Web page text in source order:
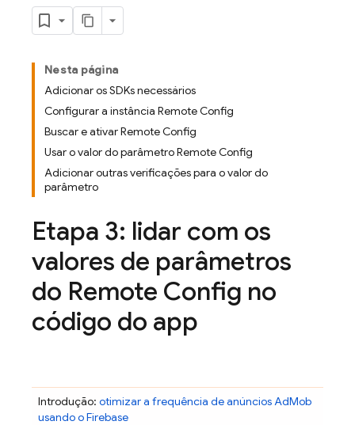
Nesta página
Adicionar os SDKs necessários
Configurar a instância Remote Config
Buscar e ativar Remote Config
Usar o valor do parâmetro Remote Config
Adicionar outras verificações para o valor do
parâmetro
Etapa 3: lidar com os
valores de parâmetros
do Remote Config no
código do app
Introdução: otimizar a frequência de anúnciosAdMob
usando o Firebase